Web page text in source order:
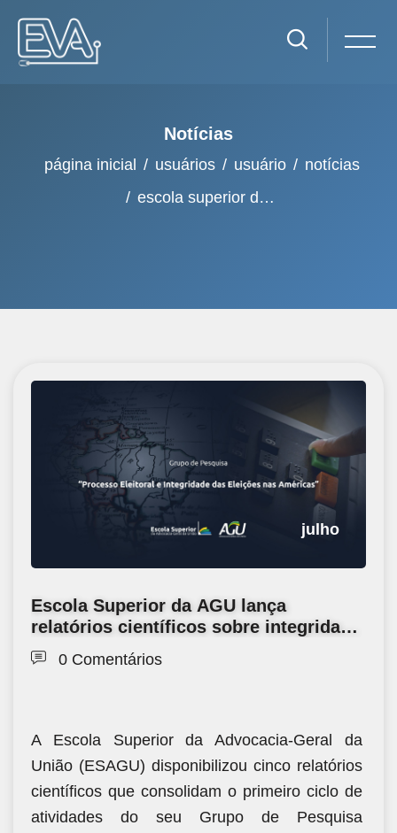
Notícias
página inicial usuários usuário
notícias
escola superior da agu lança relatórios científicos sobre integridade eleitoral e governança digital nas américas
julho
Escola Superior da AGU lança
relatórios científicos sobre integridade
eleitoral e governança digital nas
Américas
0 Comentários
A Escola Superior da Advocacia-Geral da
União (ESAGU) disponibilizou cinco relatórios
científicos que consolidam o primeiro ciclo de
atividades do seu Grupo de Pesquisa